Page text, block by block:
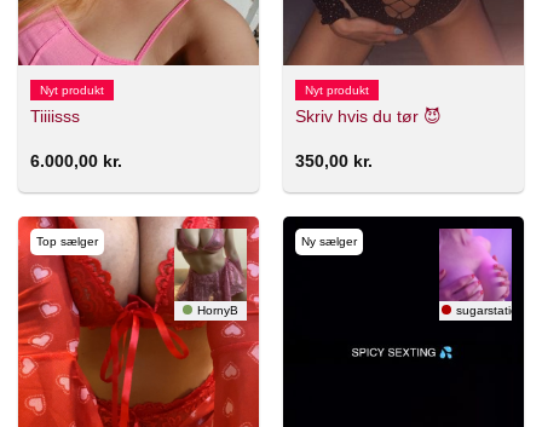
Nyt produkt
Tiiiisss
6.000,00 kr.
Nyt produkt
Skriv hvis du tør 😈
350,00 kr.
Top sælger
HornyB
Ny sælger
sugarstatic